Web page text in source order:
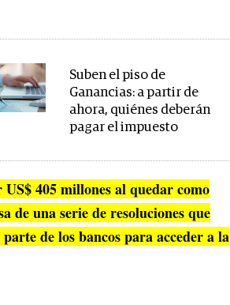
Suben el piso de
Ganancias: a partir de
ahora, quiénes deberán
pagar el impuesto
405 millones al quedar como
de una serie de resoluciones que
de los bancos para acceder a la